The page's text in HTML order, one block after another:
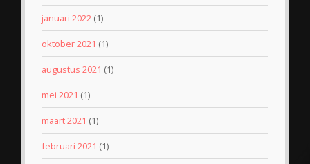
januari 2022 (1)
oktober 2021 (1)
augustus 2021 (1)
mei 2021 (1)
maart 2021 (1)
februari 2021 (1)